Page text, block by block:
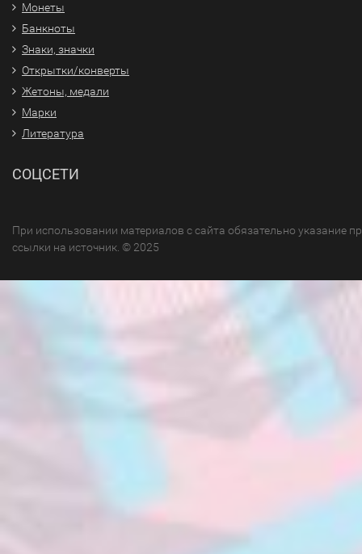
Монеты
Банкноты
Знаки, значки
Открытки/конверты
Жетоны, медали
Марки
Литература
СОЦСЕТИ
При использовании материалов с сайта обязательно указание
ссылки на источник. © 2025